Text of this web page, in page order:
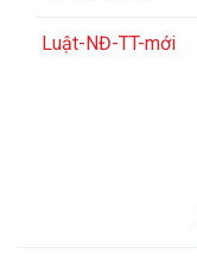
Luật-NĐ-TT-mới